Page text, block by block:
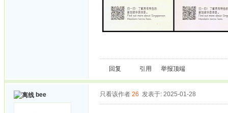
回复 引用 举报顶端
bee 只看该作者 26 发表于: 2025-01-28